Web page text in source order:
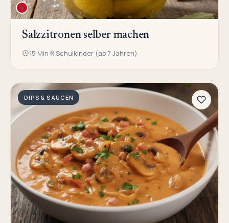
Salzzitronen selber machen
15 Min Schulkinder (ab 7 Jahren)
DIPS & SAUCEN